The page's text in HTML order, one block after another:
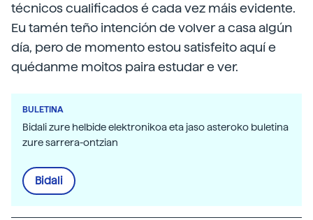
técnicos cualificados é cada vez máis evidente.
Eu tamén teño intención de volver a casa algún
día, pero de momento estou satisfeito aquí e
quédanme moitos paira estudar e ver.
BULETINA
Bidali zure helbide elektronikoa eta jaso asteroko buletina
zure sarrera-ontzian
Bidali